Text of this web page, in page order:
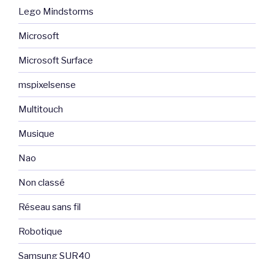
Lego Mindstorms
Microsoft
Microsoft Surface
mspixelsense
Multitouch
Musique
Nao
Non classé
Réseau sans fil
Robotique
Samsung SUR40